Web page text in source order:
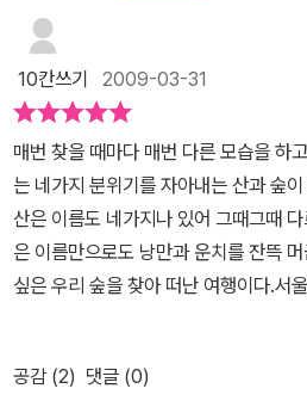
스스로의 책임과 의무를 다하며 전 지
할을 묵묵히 해내고 있는 곳이야 말로
수 있는 것이다. 저자가 건강에 대한 욕
친 탐미로 숲을 찾는 이들을 경계하는 것
상에서는 만날 수 없지만 자연 속에서
는 나무들에 관한 설명은 더욱 흥미롭
추운 지역을 좋아하는 성질 때문에 주
는데, 이 일본이깔이나무가 유명산 중
열매를 만들어내는 것도 아니고, 목재
을 느끼며 발길을 돌린다. 전남 완도의
10칸쓰기 2009-03-31
매번 찾을 때마다 매번 다른 모습을 하
는 네가지 분위기를 자아내는 산과 숲
산은 이름도 네가지나 있어 그때그때
은 이름만으로도 낭만과 운치를 잔뜩
싶은 우리 숲을 찾아 떠난 여행이다.서
까지의 여정이다. 우리가 보기에는 다
보면 전부 특색있는 숲을 형성하고 있다
공감 (2) 댓글 (0)